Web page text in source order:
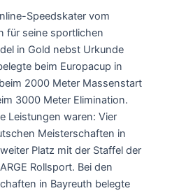
Speedskater vom
für seine sportlichen
in Gold nebst Urkunde
beim Europacup in
2000 Meter Massenstart
3000 Meter Elimination.
Leistungen waren: Vier
Meisterschaften in
Platz mit der Staffel der
Rollsport. Bei den
in Bayreuth belegte